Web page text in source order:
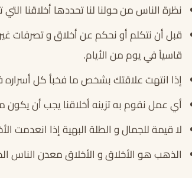
نظرة الناس من حولنا لنا تحددها أخلاقنا
قبل أن نتكلم أو نحكم عن أخلاق و تصرفات
قاسياً في يوم من الأيام.
إذا انتهت علاقتك بشخص ما فخبأ كل
أي عمل نقوم به تزينه أخلاقنا يجب أن
لا قيمة للجمال و الطلة البهية إذا انعدمت
الذهب هو الأخلاق و الأخلاق معدن الناس